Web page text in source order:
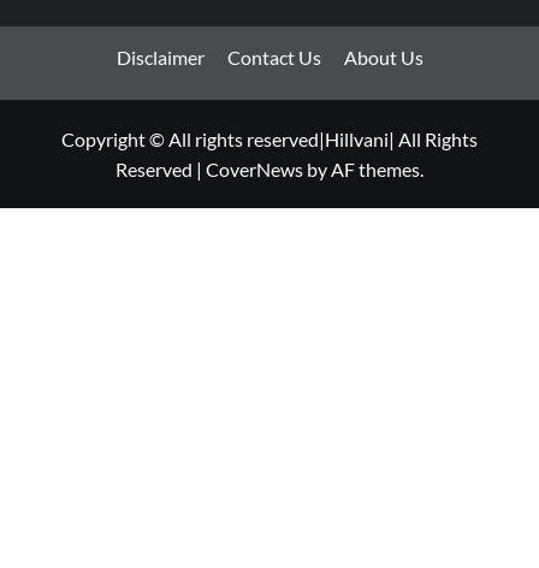
Disclaimer Contact Us About Us
Copyright © All rights reserved|Hillvani| All Rights
Reserved | CoverNews by AF themes.